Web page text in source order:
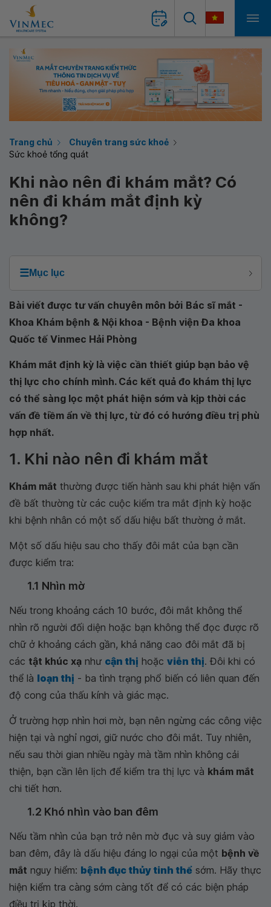
Trang chủ
Chuyên trang sức khoẻ
Sức khoẻ tổng quát
Khi nào nên đi khám mắt? Có
nên đi khám mắt định kỳ
không?
☰Mục lục
Bài viết được tư vấn chuyên môn bởi Bác sĩ mắt -
Khoa Khám bệnh & Nội khoa - Bệnh viện Đa khoa
Quốc tế Vinmec Hải Phòng
Khám mắt định kỳ là việc cần thiết giúp bạn bảo vệ
thị lực cho chính mình. Các kết quả đo khám thị lực
có thể sàng lọc một phát hiện sớm và kịp thời các
vấn đề tiềm ẩn về thị lực, từ đó có hướng điều trị phù
hợp nhất.
1. Khi nào nên đi khám mắt
Khám mắt thường được tiến hành sau khi phát hiện vấn
đề bất thường từ các cuộc kiểm tra mắt định kỳ hoặc
khi bệnh nhân có một số dấu hiệu bất thường ở mắt.
Một số dấu hiệu sau cho thấy đôi mắt của bạn cần
được kiểm tra:
1.1 Nhìn mờ
Nếu trong khoảng cách 10 bước, đôi mắt không thể
nhìn rõ người đối diện hoặc bạn không thể đọc được rõ
chữ ở khoảng cách gần, khả năng cao đôi mắt đã bị
các tật khúc xạ như cận thị hoặc viễn thị. Đôi khi có
thể là loạn thị - ba tình trạng phổ biến có liên quan đến
độ cong của thấu kính và giác mạc.
Ở trường hợp nhìn hơi mờ, bạn nên ngừng các công việc
hiện tại và nghỉ ngơi, giữ nước cho đôi mắt. Tuy nhiên,
nếu sau thời gian nhiều ngày mà tầm nhìn không cải
thiện, bạn cần lên lịch để kiểm tra thị lực và khám mắt
chi tiết hơn.
1.2 Khó nhìn vào ban đêm
Nếu tầm nhìn của bạn trở nên mờ đục và suy giảm vào
ban đêm, đây là dấu hiệu đáng lo ngại của một bệnh về
mắt nguy hiểm: bệnh đục thủy tinh thể sớm. Hãy thực
hiện kiểm tra càng sớm càng tốt để có các biện pháp
điều trị kịp thời.